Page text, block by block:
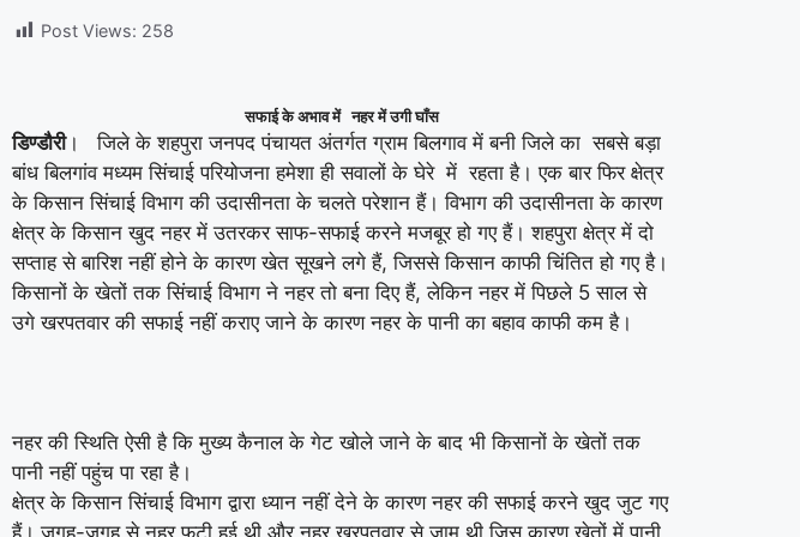
Post Views: 258
सफाई के अभाव में नहर में उगी घाँस
डिण्डौरी। जिले के शहपुरा जनपद पंचायत अंतर्गत ग्राम बिलगाव में बनी जिले का सबसे बड़ा
बांध बिलगांव मध्यम सिंचाई परियोजना हमेशा ही सवालों के घेरे में रहता है। एक बार फिर क्षेत्र
के किसान सिंचाई विभाग की उदासीनता के चलते परेशान हैं। विभाग की उदासीनता के कारण
क्षेत्र के किसान खुद नहर में उतरकर साफ-सफाई करने मजबूर हो गए हैं। शहपुरा क्षेत्र में दो
सप्ताह से बारिश नहीं होने के कारण खेत सूखने लगे हैं, जिससे किसान काफी चिंतित हो गए है।
किसानों के खेतों तक सिंचाई विभाग ने नहर तो बना दिए हैं, लेकिन नहर में पिछले 5 साल से
उगे खरपतवार की सफाई नहीं कराए जाने के कारण नहर के पानी का बहाव काफी कम है।
नहर की स्थिति ऐसी है कि मुख्य कैनाल के गेट खोले जाने के बाद भी किसानों के खेतों तक
पानी नहीं पहुंच पा रहा है।
क्षेत्र के किसान सिंचाई विभाग द्वारा ध्यान नहीं देने के कारण नहर की सफाई करने खुद जुट गए